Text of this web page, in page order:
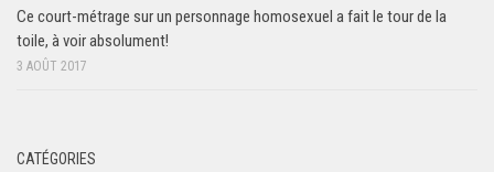
Ce court-métrage sur un personnage homosexuel a fait le tour de la
toile, à voir absolument!
3 AOÛT 2017
CATÉGORIES